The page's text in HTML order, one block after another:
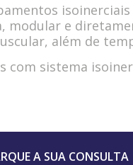
modular e
além de
com sistema
A SUA CONSULTA